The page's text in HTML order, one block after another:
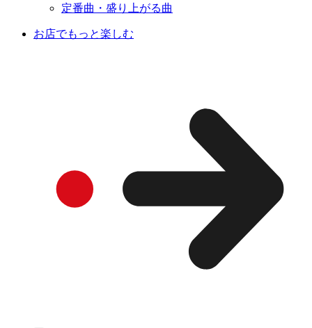
定番曲・盛り上がる曲
お店でもっと楽しむ